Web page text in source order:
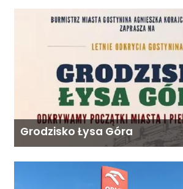
terenu!
Grodzisko Łysa Góra